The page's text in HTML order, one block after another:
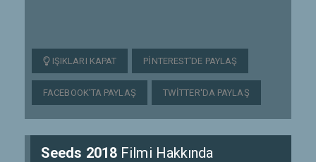
IŞIKLARI KAPAT PINTEREST'DE PAYLAŞ
FACEBOOK'TA PAYLAŞ TWITTER'DA PAYLAŞ
Seeds 2018 Filmi Hakkında